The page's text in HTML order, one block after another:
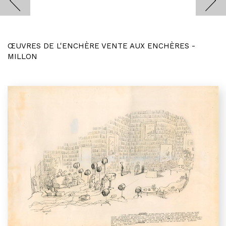
ŒUVRES DE L'ENCHÈRE VENTE AUX ENCHÈRES -
MILLON